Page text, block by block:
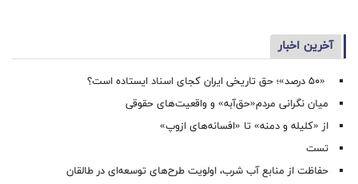
آخرین اخبار
«۵۰ درصد»؛ حق تاریخی ایران کجای اسناد ایستاده است؟
میان نگرانی مردم«حق‌آبه» و واقعیت‌های حقوقی
از «کلیله و دمنه» تا «افسانه‌های ازوپ»
تست
حفاظت از منابع آب شرب، اولویت طرح‌های توسعه‌ای در طالقان